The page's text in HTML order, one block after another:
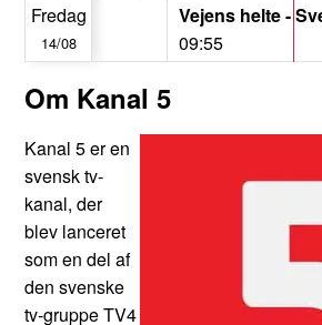
Fredag
14/08
Vejens helte -
09:55
Om Kanal 5
Kanal 5 er en
svensk tv-
kanal, der
blev lanceret
som en del af
den svenske
tv-gruppe TV4